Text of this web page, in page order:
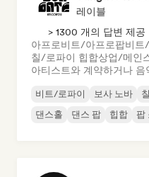
레이블
> 1300 개의 답변 제공
아프로비트/아프로팝비트
칠/로파이 힙합상업/메인
아티스트와 계약하거나 음
비트/로파이 보사 노바
댄스홀
댄스 팝 힙합 팝